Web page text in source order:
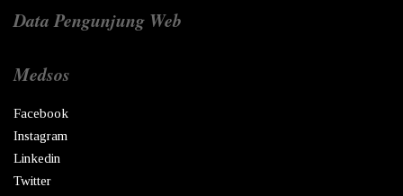
Data Pengunjung Web
Medsos
Facebook
Instagram
Linkedin
Twitter